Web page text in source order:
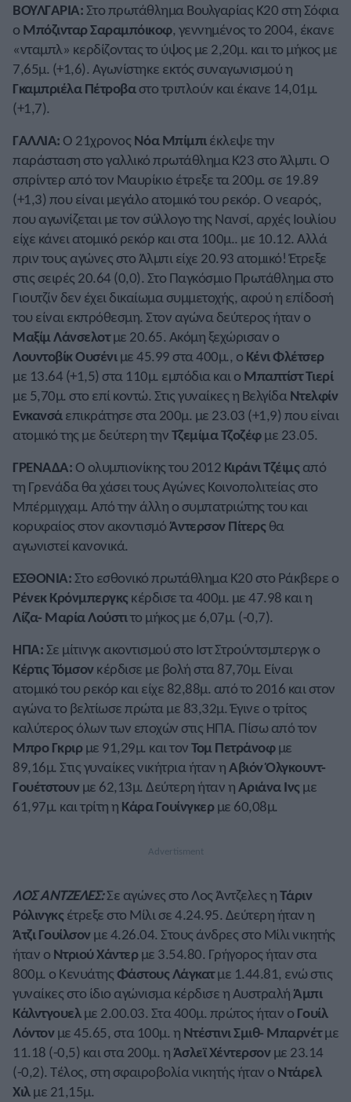
ΒΟΥΛΓΑΡΙΑ:Στο πρωτάθλημα Βουλγαρίας Κ20 στη Σόφια
ο Μπόζινταρ Σαραμπόικοφ, γεννημένος το 2004, έκανε
«νταμπλ» κερδίζοντας το ύψος με 2,20μ. και το μήκος με
7,65μ. (+1,6). Αγωνίστηκε εκτός συναγωνισμού η
Γκαμπριέλα Πέτροβαστο τριπλούν και έκανε 14,01μ.
(+1,7).
ΓΑΛΛΙΑ: Ο 21χρονος Νόα Μπίμπιέκλεψε την
παράσταση στο γαλλικό πρωτάθλημα Κ23 στο Άλμπι. Ο
σπρίντερ από τον Μαυρίκιο έτρεξε τα 200μ. σε 19.89
(+1,3) που είναι μεγάλο ατομικό του ρεκόρ. Ο νεαρός,
που αγωνίζεται με τον σύλλογο της Νανσί, αρχές Ιουλίου
είχε κάνει ατομικό ρεκόρ και στα 100μ.. με 10.12. Αλλά
πριν τους αγώνες στο Άλμπι είχε 20.93 ατομικό! Έτρεξε
στις σειρές 20.64 (0,0). Στο Παγκόσμιο Πρωτάθλημα στο
Γιουτζίν δεν έχει δικαίωμα συμμετοχής, αφού η επίδοσή
του είναι εκπρόθεσμη. Στον αγώνα δεύτερος ήταν ο
Μαξίμ Λάνσελοτμε 20.65. Ακόμη ξεχώρισαν ο
Λουντοβίκ Ουσένιμε 45.99 στα 400μ., ο Κένι Φλέτσερ
με 13.64 (+1,5) στα 110μ. εμπόδια και ο Μπαπτίστ Τιερί
με 5,70μ. στο επί κοντώ. Στις γυναίκες η ΒελγίδαΝτελφίν
Ενκανσάεπικράτησε στα 200μ. με 23.03 (+1,9) που είναι
ατομικό της με δεύτερη τηνΤζεμίμα Τζοζέφμε 23.05.
ΓΡΕΝΑΔΑ: Ο ολυμπιονίκης του 2012 Κιράνι Τζέιμςαπό
τη Γρενάδα θα χάσει τους Αγώνες Κοινοπολιτείας στο
Μπέρμιγχαμ. Από την άλλη ο συμπατριώτης του και
κορυφαίος στον ακοντισμόΆντερσον Πίτερςθα
αγωνιστεί κανονικά.
ΕΣΘΟΝΙΑ:Στο εσθονικό πρωτάθλημα Κ20 στο Ράκβερε ο
Ρένεκ Κρόνμπεργκςκέρδισε τα 400μ. με 47.98 και η
Λίζα- Μαρία Λούστιτο μήκος με 6,07μ. (-0,7).
ΗΠΑ:Σε μίτινγκ ακοντισμού στο Ιστ Στρούντσμπεργκ ο
Κέρτις Τόμσονκέρδισε με βολή στα 87,70μ. Είναι
ατομικό του ρεκόρ και είχε 82,88μ. από το 2016 και στον
αγώνα το βελτίωσε πρώτα με 83,32μ. Έγινε ο τρίτος
καλύτερος όλων των εποχών στις ΗΠΑ. Πίσω από τον
Μπρο Γκριρμε 91,29μ. και τονΤομ Πετράνοφμε
89,16μ. Στις γυναίκες νικήτρια ήταν ηΑβιόν Όλγκουντ-
Γουέτστουνμε 62,13μ. Δεύτερη ήταν ηΑριάνα Ινςμε
61,97μ. και τρίτη η Κάρα Γουίνγκερμε 60,08μ.
ΛΟΣ ΑΝΤΖΕΛΕΣ:Σε αγώνες στο Λος Άντζελες ηΤάριν
Ρόλινγκςέτρεξε στο Μίλι σε 4.24.95. Δεύτερη ήταν η
Άτζι Γουίλσονμε 4.26.04. Στους άνδρες στο Μίλι νικητής
ήταν ο Ντριού Χάντερμε 3.54.80. Γρήγορος ήταν στα
800μ. ο ΚενυάτηςΦάστους Λάγκατμε 1.44.81, ενώ στις
γυναίκες στο ίδιο αγώνισμα κέρδισε η ΑυστραλήΆμπι
Κάλντγουελμε 2.00.03. Στα 400μ. πρώτος ήταν ο Γουίλ
Λόντονμε 45.65, στα 100μ. η Ντέστινι Σμιθ- Μπαρνέτμε
11.18 (-0,5) και στα 200μ. ηΆσλεϊ Χέντερσονμε 23.14
(-0,2). Τέλος, στη σφαιροβολία νικητής ήταν ο Ντάρελ
Χιλμε 21,15μ.